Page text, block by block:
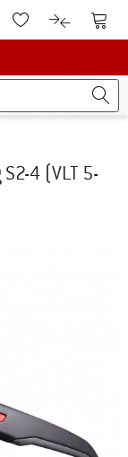
Naar deNaar de
4 (VLT 5-